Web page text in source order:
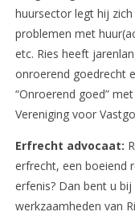
huursector legt hij
problemen met
etc. Ries heeft
onroerend goedrecht
“Onroerend goed”
Vereniging voor
Erfrecht advocaat:
erfrecht, een boeiend
erfenis? Dan bent u
werkzaamheden van